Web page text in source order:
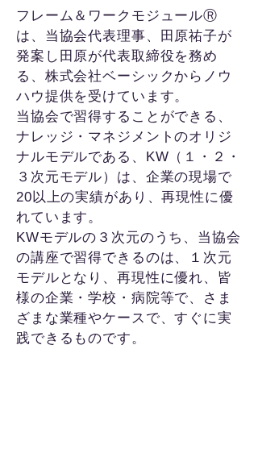
フレーム＆ワークモジュールⓇ
は、当協会代表理事、田原祐子が
発案し田原が代表取締役を務め
る、株式会社ベーシックからノウ
ハウ提供を受けています。
当協会で習得することができる、
ナレッジ・マネジメントのオリジ
ナルモデルである、KW（１・２・
３次元モデル）は、企業の現場で
20以上の実績があり、再現性に優
れています。
KWモデルの３次元のうち、当協会
の講座で習得できるのは、１次元
モデルとなり、再現性に優れ、皆
様の企業・学校・病院等で、さま
ざまな業種やケースで、すぐに実
践できるものです。